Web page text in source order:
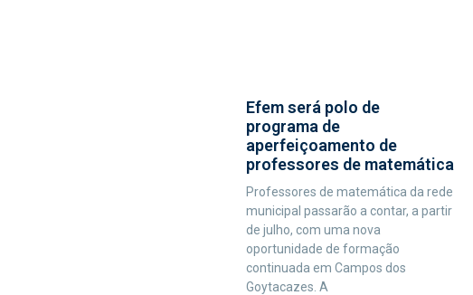
Efem será polo de
programa de
aperfeiçoamento de
professores de matemática
Professores de matemática da rede
municipal passarão a contar, a partir
de julho, com uma nova
oportunidade de formação
continuada em Campos dos
Goytacazes. A